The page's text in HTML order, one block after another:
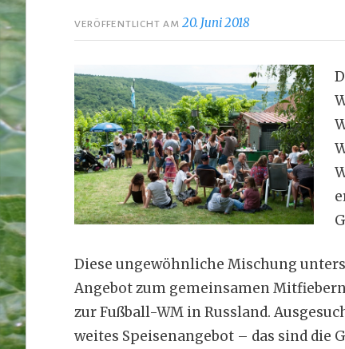
VERÖFFENTLICHT AM20. Juni 2018
Diese ungewöhnliche Mischung
Angebot zum gemeinsamen
zur Fußball-WM in Russland.
weites Speisenangebot – das sind die